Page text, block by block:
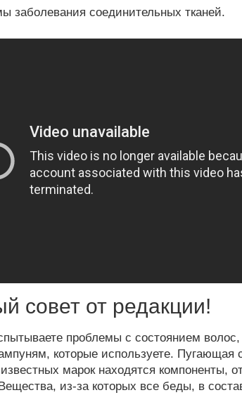
заболевания соединительных тканей.
совет от редакции!
проблемы с состоянием
которые используете. Пугающая
марок находятся компоненты,
из-за которых все беды, в